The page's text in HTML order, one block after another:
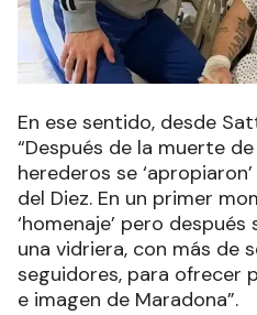
En ese sentido, desde
“Después de la muerte
herederos se
del Diez. En un primer
‘homenaje’ pero
una vidriera, con más de
seguidores, para ofrecer
e imagen de Maradona”.